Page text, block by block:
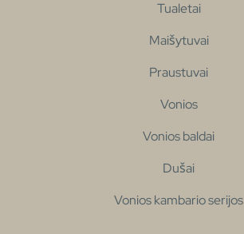
Tualetai
Maišytuvai
Praustuvai
Vonios
Vonios baldai
Dušai
Vonios kambario serijos